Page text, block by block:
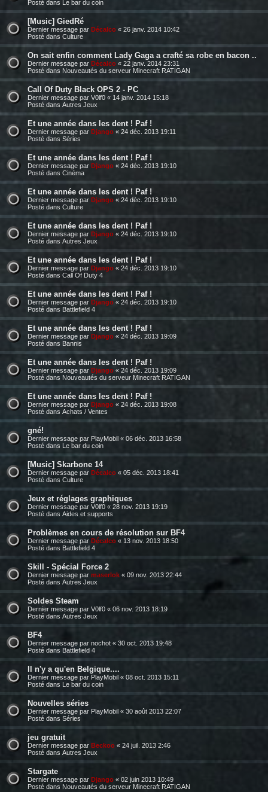
Posté dans Le bar du coin
[Music] GiedRé
Dernier message par Décalco « 26 janv. 2014 10:42
Posté dans Culture
On sait enfin comment Lady Gaga a crafté sa robe en bacon ..
Dernier message par Décalco « 22 janv. 2014 23:31
Posté dans Nouveautés du serveur Minecraft RATIGAN
Call Of Duty Black OPS 2 - PC
Dernier message par V0lf0 « 14 janv. 2014 15:18
Posté dans Autres Jeux
Et une année dans les dent ! Paf !
Dernier message par Django « 24 déc. 2013 19:11
Posté dans Séries
Et une année dans les dent ! Paf !
Dernier message par Django « 24 déc. 2013 19:10
Posté dans Cinéma
Et une année dans les dent ! Paf !
Dernier message par Django « 24 déc. 2013 19:10
Posté dans Culture
Et une année dans les dent ! Paf !
Dernier message par Django « 24 déc. 2013 19:10
Posté dans Autres Jeux
Et une année dans les dent ! Paf !
Dernier message par Django « 24 déc. 2013 19:10
Posté dans Call Of Duty 4
Et une année dans les dent ! Paf !
Dernier message par Django « 24 déc. 2013 19:10
Posté dans Battlefield 4
Et une année dans les dent ! Paf !
Dernier message par Django « 24 déc. 2013 19:09
Posté dans Bannis
Et une année dans les dent ! Paf !
Dernier message par Django « 24 déc. 2013 19:09
Posté dans Nouveautés du serveur Minecraft RATIGAN
Et une année dans les dent ! Paf !
Dernier message par Django « 24 déc. 2013 19:08
Posté dans Achats / Ventes
gné!
Dernier message par PlayMobil « 06 déc. 2013 16:58
Posté dans Le bar du coin
[Music] Skarbone 14
Dernier message par Décalco « 05 déc. 2013 18:41
Posté dans Culture
Jeux et réglages graphiques
Dernier message par V0lf0 « 28 nov. 2013 19:19
Posté dans Aides et supports
Problèmes en cours de résolution sur BF4
Dernier message par Décalco « 13 nov. 2013 18:50
Posté dans Battlefield 4
Skill - Spécial Force 2
Dernier message par maserlok « 09 nov. 2013 22:44
Posté dans Autres Jeux
Soldes Steam
Dernier message par V0lf0 « 06 nov. 2013 18:19
Posté dans Autres Jeux
BF4
Dernier message par nochot « 30 oct. 2013 19:48
Posté dans Battlefield 4
Il n'y a qu'en Belgique....
Dernier message par PlayMobil « 08 oct. 2013 15:11
Posté dans Le bar du coin
Nouvelles séries
Dernier message par PlayMobil « 30 août 2013 22:07
Posté dans Séries
jeu gratuit
Dernier message par Beckoo « 24 juil. 2013 2:46
Posté dans Autres Jeux
Stargate
Dernier message par Django « 02 juin 2013 10:49
Posté dans Nouveautés du serveur Minecraft RATIGAN